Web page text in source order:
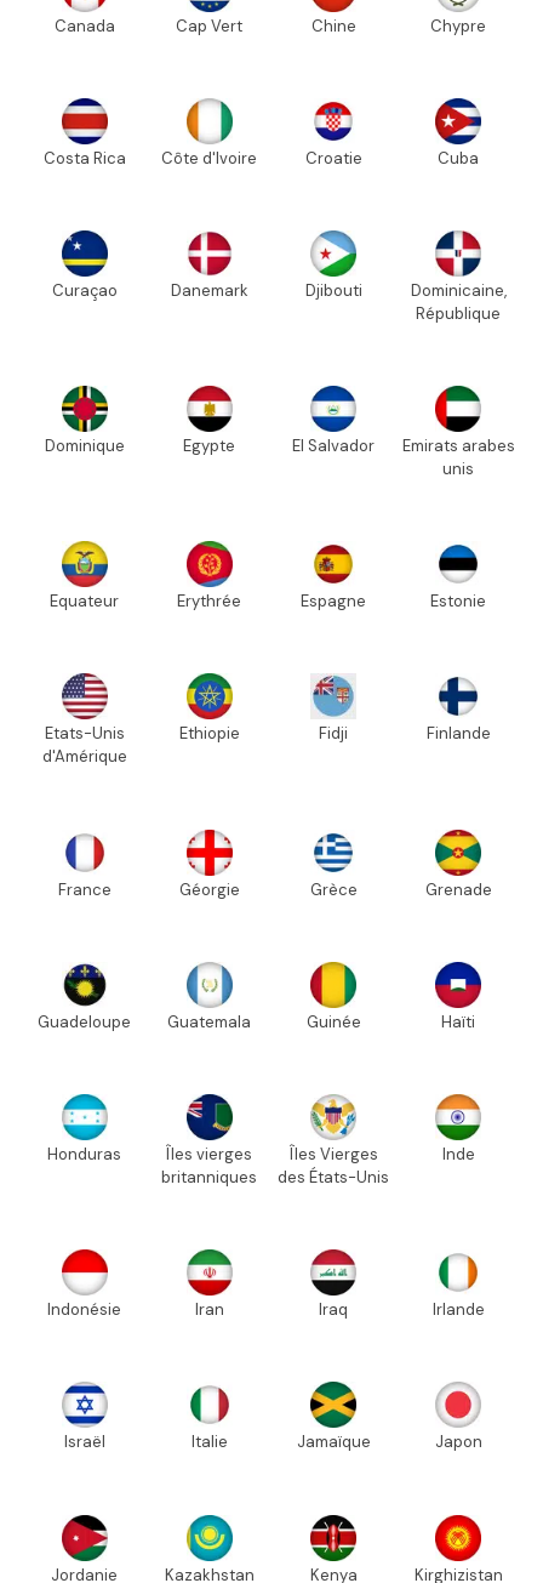
Canada Cap Vert Chine Chypre
Costa Rica Côte d'Ivoire Croatie Cuba
Curaçao Danemark Djibouti
Dominicaine,
République
Dominique Egypte El Salvador
Emirats arabes
unis
Equateur Erythrée Espagne Estonie
Etats-Unis
d'Amérique
Ethiopie Fidji Finlande
France Géorgie Grèce Grenade
Guadeloupe Guatemala Guinée Haïti
Honduras
Îles vierges
britanniques
Îles Vierges
des États-Unis
Inde
Indonésie Iran Iraq Irlande
Israël Italie Jamaïque Japon
Jordanie Kazakhstan Kenya Kirghizistan